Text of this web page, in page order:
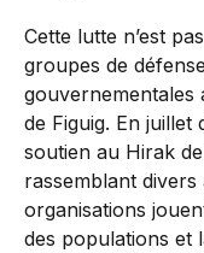
Cette lutte n’est
groupes de
de Figuig. En juillet
soutien au Hirak
rassemblant divers
organisations
des populations et